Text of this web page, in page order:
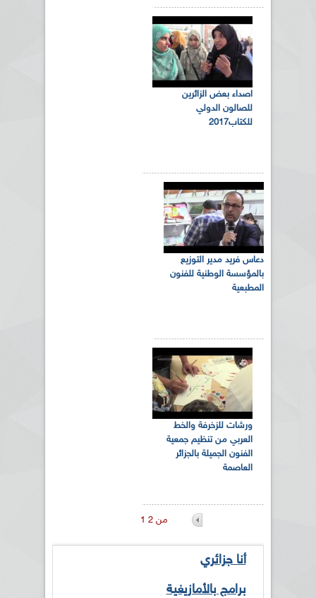
اصداء بعض الزائرين
للصالون الدولي
للكتاب2017
دعاس فريد مدير التوزيع
بالمؤسسة الوطنية للفنون
المطبعية
ورشات للزخرفة والخط
العربي من تنظيم جمعية
الفنون الجميلة بالجزائر
العاصمة
1 من 2
أنا جزائري
برامج بالأمازيغية